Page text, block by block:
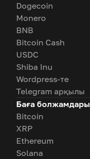
Dogecoin
Monero
BNB
Bitcoin Cash
USDC
Shiba Inu
Wordpress-те
Telegram арқылы
Баға болжамдары
Bitcoin
XRP
Ethereum
Solana